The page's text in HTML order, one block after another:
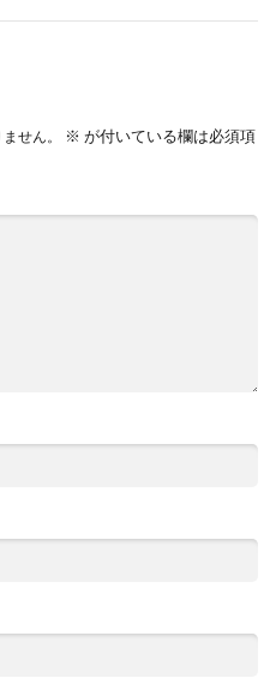
せん。 ※ が付いている欄は必須項